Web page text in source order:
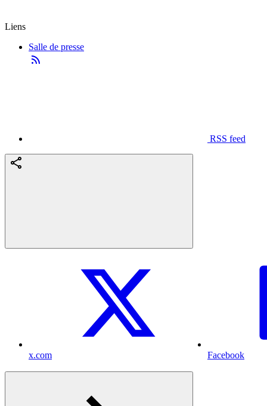
Liens
Salle de presse
RSS feed
x.com Facebook